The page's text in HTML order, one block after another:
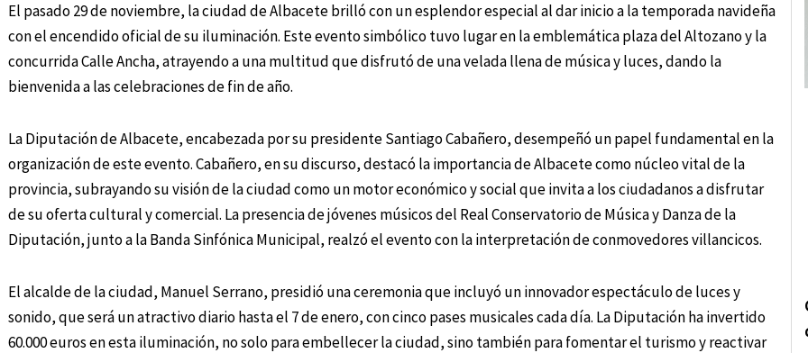
El pasado 29 de noviembre, la ciudad de Albacete brilló con un esplendor especial al dar inicio a la temporada navideña
con el encendido oficial de su iluminación. Este evento simbólico tuvo lugar en la emblemática plaza del Altozano y la
concurrida Calle Ancha, atrayendo a una multitud que disfrutó de una velada llena de música y luces, dando la
bienvenida a las celebraciones de fin de año.
La Diputación de Albacete, encabezada por su presidente Santiago Cabañero, desempeñó un papel fundamental en la
organización de este evento. Cabañero, en su discurso, destacó la importancia de Albacete como núcleo vital de la
provincia, subrayando su visión de la ciudad como un motor económico y social que invita a los ciudadanos a disfrutar
de su oferta cultural y comercial. La presencia de jóvenes músicos del Real Conservatorio de Música y Danza de la
Diputación, junto a la Banda Sinfónica Municipal, realzó el evento con la interpretación de conmovedores villancicos.
El alcalde de la ciudad, Manuel Serrano, presidió una ceremonia que incluyó un innovador espectáculo de luces y
sonido, que será un atractivo diario hasta el 7 de enero, con cinco pases musicales cada día. La Diputación ha invertido
60.000 euros en esta iluminación, no solo para embellecer la ciudad, sino también para fomentar el turismo y reactivar